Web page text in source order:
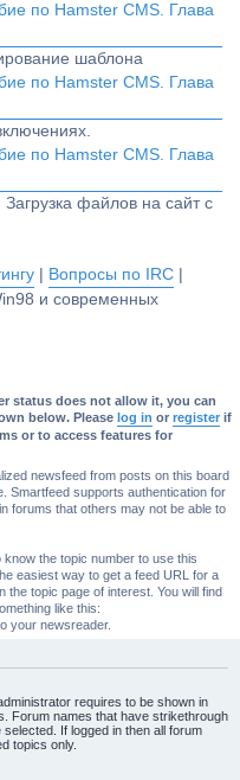
по Hamster CMS. Глава
шаблона
по Hamster CMS. Глава
по Hamster CMS. Глава
файлов на сайт с
Вопросы по IRC
и современных
status does not allow it, you can
below. Please log in or register if
or to access features for
newsfeed from posts on this board
Smartfeed supports authentication for
forums that others may not be able to
the topic number to use this
easiest way to get a feed URL for a
topic page of interest. You will find
like this:
your newsreader.
requires to be shown in
Forum names that have strikethrough
If logged in then all forum
topics only.